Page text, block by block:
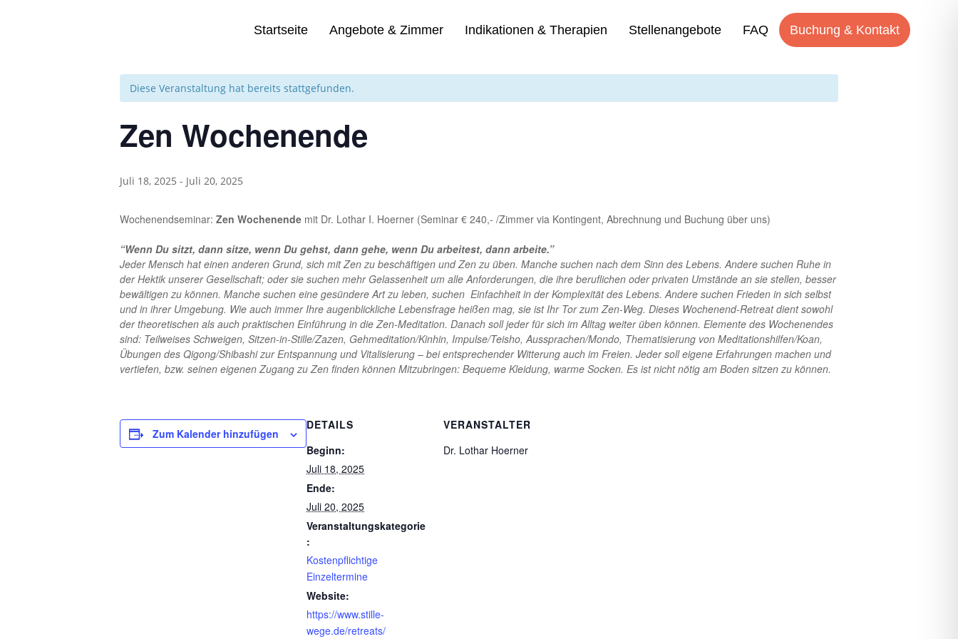
Startseite Angebote & Zimmer Indikationen & Therapien Stellenangebote FAQ Buchung & Kontakt
Diese Veranstaltung hat bereits stattgefunden.
Zen Wochenende
Juli 18, 2025 - Juli 20, 2025
Wochenendseminar: Zen Wochenende mit Dr. Lothar I. Hoerner (Seminar € 240,- /Zimmer via Kontingent, Abrechnung und Buchung über uns)
“Wenn Du sitzt, dann sitze, wenn Du gehst, dann gehe, wenn Du arbeitest, dann arbeite.”
Jeder Mensch hat einen anderen Grund, sich mit Zen zu beschäftigen und Zen zu üben. Manche suchen nach dem Sinn des Lebens. Andere suchen Ruhe in
der Hektik unserer Gesellschaft; oder sie suchen mehr Gelassenheit um alle Anforderungen, die ihre beruflichen oder privaten Umstände an sie stellen, besser
bewältigen zu können. Manche suchen eine gesündere Art zu leben, suchen Einfachheit in der Komplexität des Lebens. Andere suchen Frieden in sich selbst
und in ihrer Umgebung. Wie auch immer Ihre augenblickliche Lebensfrage heißen mag, sie ist Ihr Tor zum Zen-Weg. Dieses Wochenend-Retreat dient sowohl
der theoretischen als auch praktischen Einführung in die Zen-Meditation. Danach soll jeder für sich im Alltag weiter üben können. Elemente des Wochenendes
sind: Teilweises Schweigen, Sitzen-in-Stille/Zazen, Gehmeditation/Kinhin, Impulse/Teisho, Aussprachen/Mondo, Thematisierung von Meditationshilfen/Koan,
Übungen des Qigong/Shibashi zur Entspannung und Vitalisierung – bei entsprechender Witterung auch im Freien. Jeder soll eigene Erfahrungen machen und
vertiefen, bzw. seinen eigenen Zugang zu Zen finden können Mitzubringen: Bequeme Kleidung, warme Socken. Es ist nicht nötig am Boden sitzen zu können.
Zum Kalender hinzufügen
DETAILS
Beginn:
Juli 18, 2025
Ende:
Juli 20, 2025
Veranstaltungskategorie
:
Kostenpflichtige
Einzeltermine
Website:
https://www.stille-
wege.de/retreats/
VERANSTALTER
Dr. Lothar Hoerner